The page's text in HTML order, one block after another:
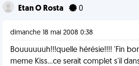
Etan O Rosta 0
dimanche 18 mai 2008 0:38
Bouuuuuuh!!!quelle hérésie!!!! 'Fin
meme Kiss...ce serait complet s'il